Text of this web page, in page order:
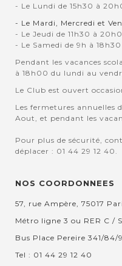
- Le Lundi de 15h30 à
- Le Mardi, Mercredi et
- Le Jeudi de 11h30 à
- Le Samedi de 9h à 18h30
Pendant les vacances
à 18h00 du lundi au
Le Club est ouvert
Les fermetures annuelles
Aout, et pendant les
Pour plus de sécurité,
déplacer : 01 44 29 12 40.
NOS COORDONNEES
57, rue Ampère, 75017
Métro ligne 3 ou RER C /
Bus Place Pereire 341/84/
Tel : 01 44 29 12 40